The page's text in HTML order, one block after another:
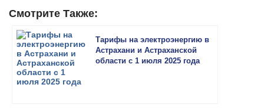
Смотрите Также:
Тарифы на электроэнергию в
Астрахани и Астраханской
области с 1 июля 2025 года